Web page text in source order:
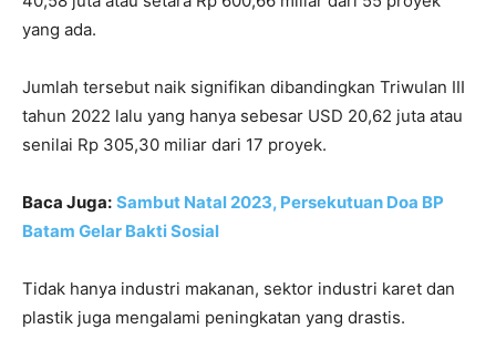
yang ada.
Jumlah tersebut naik signifikan dibandingkan Triwulan III
tahun 2022 lalu yang hanya sebesar USD 20,62 juta atau
senilai Rp 305,30 miliar dari 17 proyek.
Baca Juga: Sambut Natal 2023, Persekutuan Doa BP
Batam Gelar Bakti Sosial
Tidak hanya industri makanan, sektor industri karet dan
plastik juga mengalami peningkatan yang drastis.